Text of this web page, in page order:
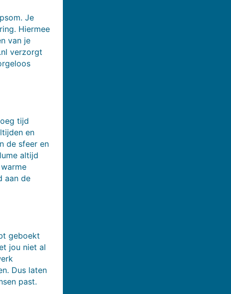
Je
Hiermee
van je
verzorgt
tijd
en
de sfeer en
altijd
aan de
geboekt
jou niet al
Dus laten
past.